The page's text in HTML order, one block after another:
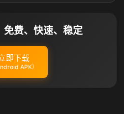
免费、快速、稳定
即下载
APK）